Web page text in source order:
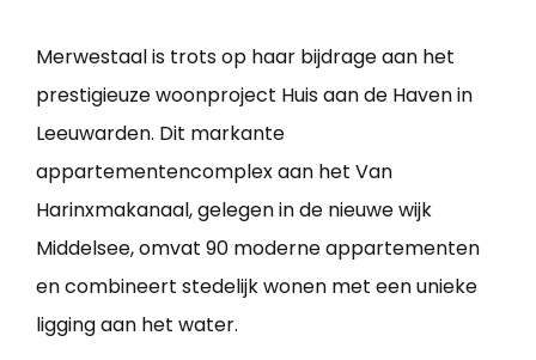
Merwestaal is trots op haar bijdrage aan het
prestigieuze woonproject Huis aan de Haven in
Leeuwarden. Dit markante
appartementencomplex aan het Van
Harinxmakanaal, gelegen in de nieuwe wijk
Middelsee, omvat 90 moderne appartementen
en combineert stedelijk wonen met een unieke
ligging aan het water.